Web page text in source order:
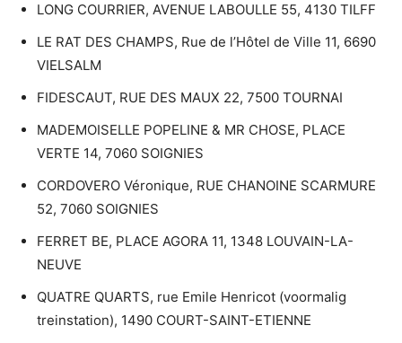
LONG COURRIER, AVENUE LABOULLE 55, 4130 TILFF
LE RAT DES CHAMPS, Rue de l’Hôtel de Ville 11, 6690
VIELSALM
FIDESCAUT, RUE DES MAUX 22, 7500 TOURNAI
MADEMOISELLE POPELINE & MR CHOSE, PLACE
VERTE 14, 7060 SOIGNIES
CORDOVERO Véronique, RUE CHANOINE SCARMURE
52, 7060 SOIGNIES
FERRET BE, PLACE AGORA 11, 1348 LOUVAIN-LA-
NEUVE
QUATRE QUARTS, rue Emile Henricot (voormalig
treinstation), 1490 COURT-SAINT-ETIENNE